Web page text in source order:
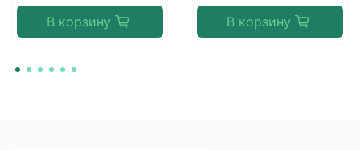
В корзину В корзину